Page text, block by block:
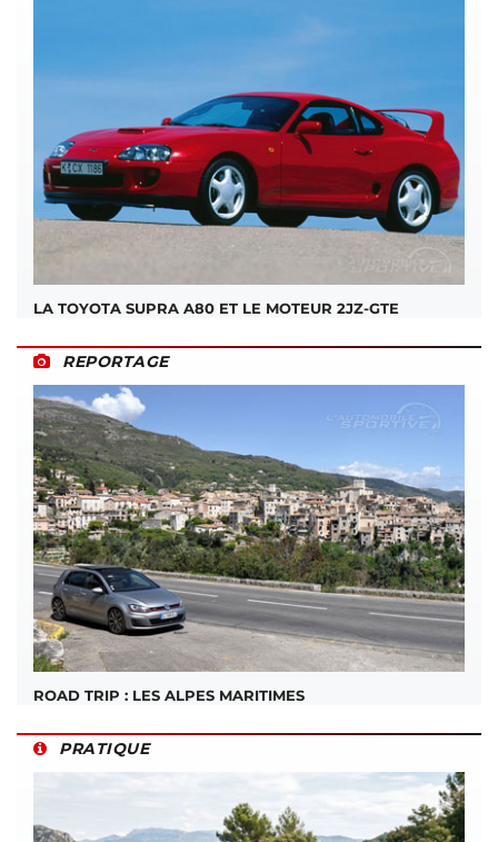
LA TOYOTA SUPRA A80 ET LE MOTEUR 2JZ-GTE
REPORTAGE
ROAD TRIP : LES ALPES MARITIMES
PRATIQUE